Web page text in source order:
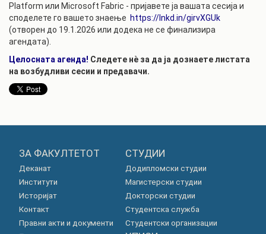
Platform или Microsoft Fabric - пријавете ја вашата сесија и
споделете го вашето знаење https://lnkd.in/girvXGUk
(отворен до 19.1.2026 или додека не се финализира
агендата).
Целосната агенда! Следете нè за да ја дознаете листата
на возбудливи сесии и предавачи.
ЗА ФАКУЛТЕТОТ
Деканат
Институти
Историјат
Контакт
Правни акти и документи
СТУДИИ
Додипломски студии
Магистерски студии
Докторски студии
Студентска служба
Студентски организации